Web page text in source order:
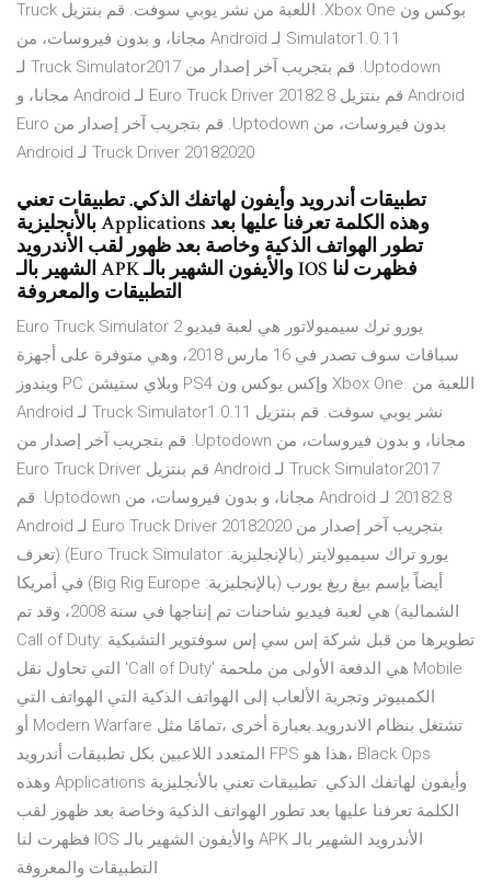
بوكس ون Xbox One. اللعبة من نشر يوبي سوفت. ‫قم بنتزيل Truck
Simulator1.0.11 لـ Android مجانا، و بدون فيروسات، من
Uptodown. قم بتجريب آخر إصدار من Truck Simulator2017 لـ
Android ‫قم بنتزيل Euro Truck Driver 20182.8 لـ Android مجانا، و
بدون فيروسات، من Uptodown. قم بتجريب آخر إصدار من Euro
Truck Driver 20182020 لـ Android
تطبيقات أندرويد وأيفون لهاتفك الذكي. تطبيقات تعني
بالأنجليزية Applications وهذه الكلمة تعرفنا عليها بعد
تطور الهواتف الذكية وخاصة بعد ظهور لقب الأندرويد
الشهير بالـ APK والأيفون الشهير بالـ IOS فظهرت لنا
التطبيقات والمعروفة
Euro Truck Simulator 2 يورو ترك سيميولاتور هي لعبة فيديو
سباقات سوف تصدر في 16 مارس 2018، وهي متوفرة على أجهزة
ويندوز PC وبلاي ستيشن PS4 وإكس بوكس ون Xbox One. اللعبة من
نشر يوبي سوفت. ‫قم بنتزيل Truck Simulator1.0.11 لـ Android
مجانا، و بدون فيروسات، من Uptodown. قم بتجريب آخر إصدار من
Truck Simulator2017 لـ Android ‫قم بنتزيل Euro Truck Driver
20182.8 لـ Android مجانا، و بدون فيروسات، من Uptodown. قم
بتجريب آخر إصدار من Euro Truck Driver 20182020 لـ Android
يورو تراك سيميولايتر (بالإنجليزية: Euro Truck Simulator) (تعرف
أيضاً بإسم بيغ ريغ يورب (بالإنجليزية: Big Rig Europe) في أمريكا
الشمالية) هي لعبة فيديو شاحنات تم إنتاجها في سنة 2008، وقد تم
تطويرها من قبل شركة إس سي إس سوفتوير التشيكية Call of Duty:
Mobile هي الدفعة الأولى من ملحمة 'Call of Duty' التي تحاول نقل
الكمبيوتر وتجربة الألعاب إلى الهواتف الذكية التي الهواتف التي
تشتغل بنظام الاندرويد.بعبارة أخرى ،تمامًا مثل Modern Warfare أو
Black Ops ،هذا هو FPS المتعدد اللاعبين بكل تطبيقات أندرويد
وأيفون لهاتفك الذكي. تطبيقات تعني بالأنجليزية Applications وهذه
الكلمة تعرفنا عليها بعد تطور الهواتف الذكية وخاصة بعد ظهور لقب
الأندرويد الشهير بالـ APK والأيفون الشهير بالـ IOS فظهرت لنا
التطبيقات والمعروفة